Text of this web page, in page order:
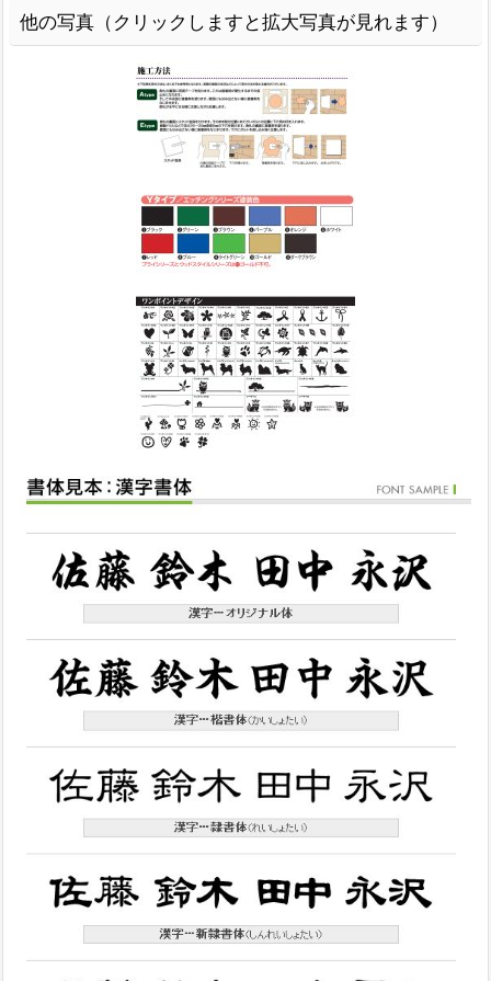
他の写真（クリックしますと拡大写真が見れます）